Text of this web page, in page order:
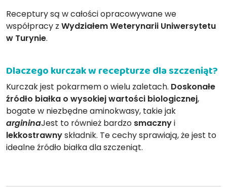
Receptury są w całości opracowywane we
współpracy z Wydziałem Weterynarii Uniwersytetu
w Turynie.
Dlaczego kurczak w recepturze dla szczeniąt?
Kurczak jest pokarmem o wielu zaletach. Doskonałe
źródło białka o wysokiej wartości biologicznej,
bogate w niezbędne aminokwasy, takie jak
argininaJest to również bardzo smacznyi
lekkostrawnyskładnik. Te cechy sprawiają, że jest to
idealne źródło białka dla szczeniąt.